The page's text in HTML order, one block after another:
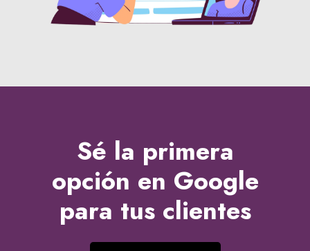
Sé la primera
opción en Google
para tus clientes